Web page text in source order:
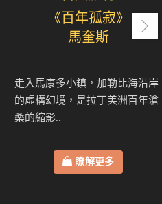
《百年孤寂》
馬奎斯
走入馬康多小鎮，加勒比海沿岸
的虛構幻境，是拉丁美洲百年滄
桑的縮影..
瞭解更多